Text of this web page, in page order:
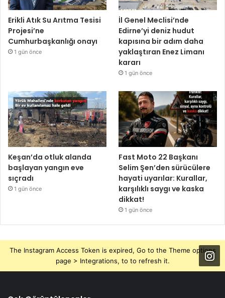
Erikli Atık Su Arıtma Tesisi
Projesi’ne
Cumhurbaşkanlığı onayı
1 gün önce
İl Genel Meclisi’nde
Edirne’yi deniz hudut
kapısına bir adım daha
yaklaştıran Enez Limanı
kararı
1 gün önce
Keşan’da otluk alanda
başlayan yangın eve
sıçradı
1 gün önce
Fast Moto 22 Başkanı
Selim Şen’den sürücülere
hayati uyarılar: Kurallar,
karşılıklı saygı ve kaska
dikkat!
1 gün önce
The Instagram Access Token is expired, Go to the Theme options
page > Integrations, to to refresh it.